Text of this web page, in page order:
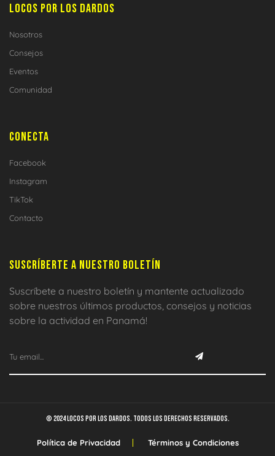
LOCOS POR LOS DARDOS
Nosotros
Consejos
Eventos
Comunidad
CONECTA
Facebook
Instagram
TikTok
Contacto
SUSCRÍBERTE A NUESTRO BOLETÍN
Suscríbete a nuestro boletín y mantente actualizado
sobre nuestros últimos productos, consejos y noticias
sobre la actividad en Panamá!
© 2024 Locos por los dardos. Todos los derechos reservados.
Política de Privacidad Términos y Condiciones